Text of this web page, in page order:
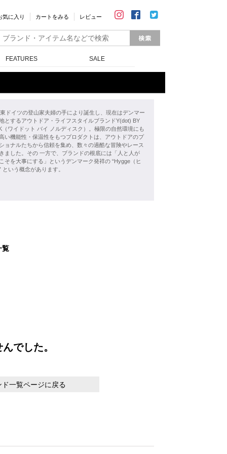
気に入り カートをみる レビュー
FEATURES SALE
ドイツの登山家夫婦の手により誕生し、現在はデンマー
とするアウトドア・ライフスタイルブランドY(dot) BY
（ワイドット バイ ノルディスク）。極限の自然環境にも
い機能性・保温性をもつプロダクトは、アウトドアのプ
ョナルたちから信頼を集め、数々の過酷な冒険やレース
ました。その 一方で、ブランドの根底には「人と人が
そを大事にする」というデンマーク発祥の “Hygge（ヒ
という概念があります。
覧
でした。
ド一覧ページに戻る